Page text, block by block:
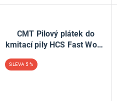
CMT Pilový plátek do
kmitací pily HCS Fast Wood
5 %